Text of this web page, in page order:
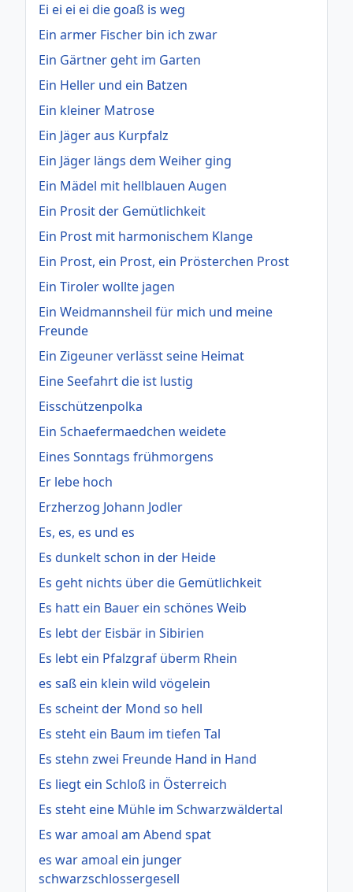
Ei ei ei ei die goaß is weg
Ein armer Fischer bin ich zwar
Ein Gärtner geht im Garten
Ein Heller und ein Batzen
Ein kleiner Matrose
Ein Jäger aus Kurpfalz
Ein Jäger längs dem Weiher ging
Ein Mädel mit hellblauen Augen
Ein Prosit der Gemütlichkeit
Ein Prost mit harmonischem Klange
Ein Prost, ein Prost, ein Prösterchen Prost
Ein Tiroler wollte jagen
Ein Weidmannsheil für mich und meine
Freunde
Ein Zigeuner verlässt seine Heimat
Eine Seefahrt die ist lustig
Eisschützenpolka
Ein Schaefermaedchen weidete
Eines Sonntags frühmorgens
Er lebe hoch
Erzherzog Johann Jodler
Es, es, es und es
Es dunkelt schon in der Heide
Es geht nichts über die Gemütlichkeit
Es hatt ein Bauer ein schönes Weib
Es lebt der Eisbär in Sibirien
Es lebt ein Pfalzgraf überm Rhein
es saß ein klein wild vögelein
Es scheint der Mond so hell
Es steht ein Baum im tiefen Tal
Es stehn zwei Freunde Hand in Hand
Es liegt ein Schloß in Österreich
Es steht eine Mühle im Schwarzwäldertal
Es war amoal am Abend spat
es war amoal ein junger
schwarzschlossergesell